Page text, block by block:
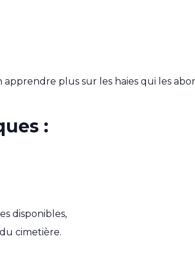
plus sur les haies qui les
:
disponibles,
cimetière.